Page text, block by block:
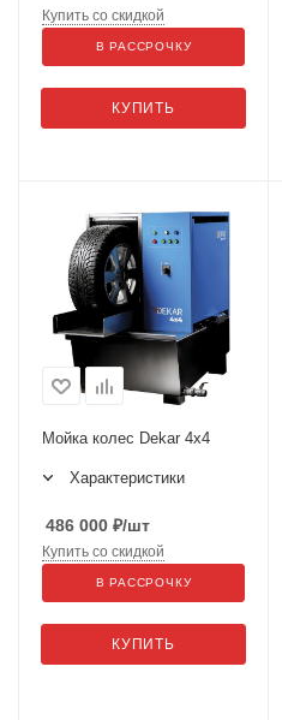
КУПИТЬ
Купить со скидкой
В РАССРОЧКУ
Мойка колес Dekar 4х4
Характеристики
486 000 ₽/шт
КУПИТЬ
Купить со скидкой
В РАССРОЧКУ